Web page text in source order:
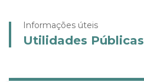
Informações úteis
Utilidades Públicas